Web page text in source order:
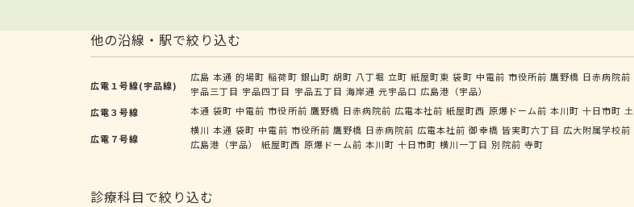
他の沿線・駅で絞り込む
広電１号線(宇品線)
広島 本通 的場町 稲荷町 銀山町 胡町 八丁堀 立町 紙屋町東 袋町 中電前 市役所前 鷹野橋 日赤病院前
宇品三丁目 宇品四丁目 宇品五丁目 海岸通 元宇品口 広島港（宇品）
広電３号線
本通 袋町 中電前 市役所前 鷹野橋 日赤病院前 広電本社前 紙屋町西 原爆ドーム前 本川町 十日市町
広電７号線
横川 本通 袋町 中電前 市役所前 鷹野橋 日赤病院前 広電本社前 御幸橋 皆実町六丁目 広大附属学校前
広島港（宇品）
紙屋町西 原爆ドーム前 本川町 十日市町 横川一丁目 別院前 寺町
診療科目で絞り込む